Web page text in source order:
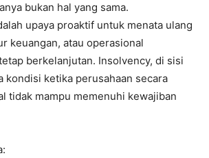
bukan hal yang sama.
upaya proaktif untuk menata ulang
keuangan, atau operasional
berkelanjutan. Insolvency, di sisi
kondisi ketika perusahaan secara
tidak mampu memenuhi kewajiban